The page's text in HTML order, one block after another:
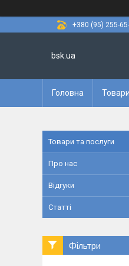
+380 (95) 255-
bsk.ua
Головна
Товари та послуги
Про нас
Відгуки
Статті
Фільтри